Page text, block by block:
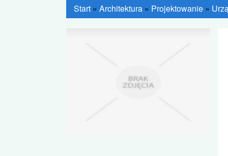
Start » Architektura » Projektowanie »